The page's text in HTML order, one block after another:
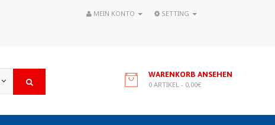
MEIN KONTO SETTING
WARENKORB ANSEHEN
0 ARTIKEL - 0,00€